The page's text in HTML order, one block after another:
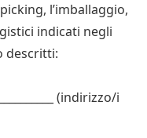
l’imballaggio,
indicati negli
descritti:
(indirizzo/i